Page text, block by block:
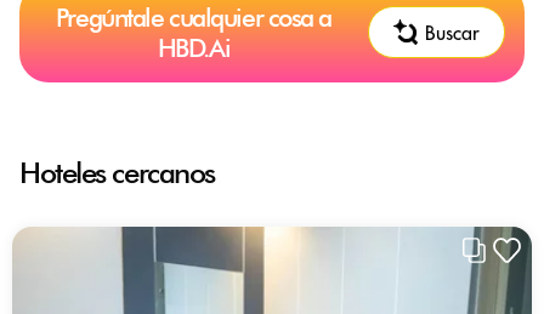
Pregúntale cualquier cosa a
HBD.Ai
Buscar
Hoteles cercanos